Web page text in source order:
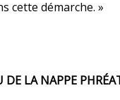
cette démarche. »
DE LA NAPPE